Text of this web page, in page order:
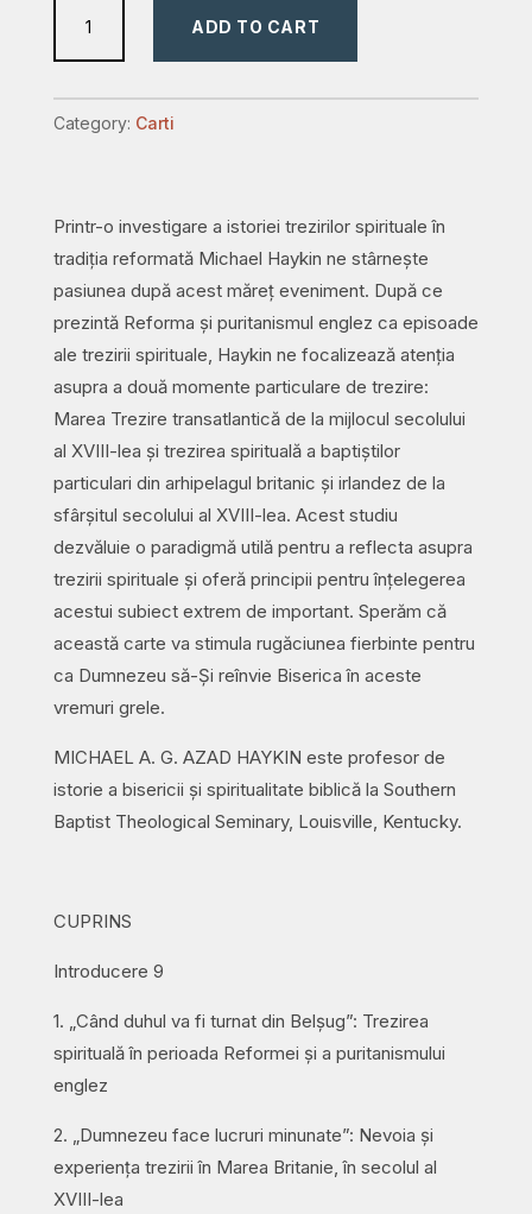
spirituală
tradiția
reformată
ADD TO CART
Category: Carti
Printr-o investigare a istoriei trezirilor spirituale în
tradiția reformată Michael Haykin ne stârnește
pasiunea după acest măreț eveniment. După ce
prezintă Reforma și puritanismul englez ca episoade
ale trezirii spirituale, Haykin ne focalizează atenția
asupra a două momente particulare de trezire:
Marea Trezire transatlantică de la mijlocul secolului
al XVIII-lea și trezirea spirituală a baptiștilor
particulari din arhipelagul britanic și irlandez de la
sfârșitul secolului al XVIII-lea. Acest studiu
dezvăluie o paradigmă utilă pentru a reflecta asupra
trezirii spirituale și oferă principii pentru înțelegerea
acestui subiect extrem de important. Sperăm că
această carte va stimula rugăciunea fierbinte pentru
ca Dumnezeu să-Și reînvie Biserica în aceste
vremuri grele.
MICHAEL A. G. AZAD HAYKIN este profesor de
istorie a bisericii și spiritualitate biblică la Southern
Baptist Theological Seminary, Louisville, Kentucky.
CUPRINS
Introducere 9
1. „Când duhul va fi turnat din Belșug”: Trezirea
spirituală în perioada Reformei și a puritanismului
englez
2. „Dumnezeu face lucruri minunate”: Nevoia și
experiența trezirii în Marea Britanie, în secolul al
XVIII-lea